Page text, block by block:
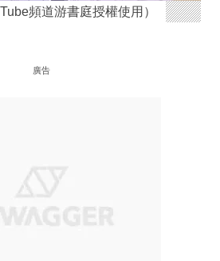
頻道游書庭授權使用）
廣告